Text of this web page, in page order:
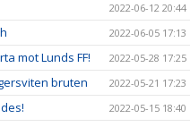
2022-06-12 20:44
2022-06-05 17:13
mot Lunds FF! 2022-05-28 17:25
bruten 2022-05-21 17:23
2022-05-15 18:40